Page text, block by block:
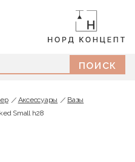
Аксессуары
Вазы
Small h28